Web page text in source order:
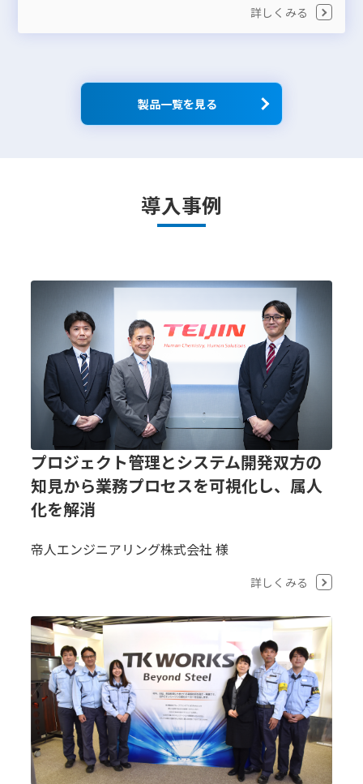
詳しくみる
製品一覧を見る
導入事例
プロジェクト管理とシステム開発双方の
知見から業務プロセスを可視化し、属人
化を解消
帝人エンジニアリング株式会社 様
詳しくみる